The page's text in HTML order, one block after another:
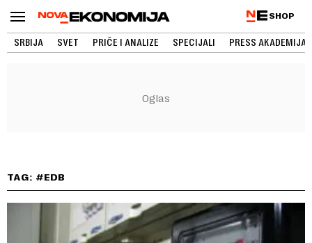
SHOP
SRBIJA SVET PRIČE I ANALIZE SPECIJALI PRESS AKADEMIJA
TAG: #EDB